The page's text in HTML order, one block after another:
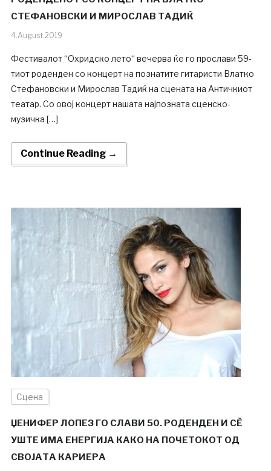
СТЕФАНОВСКИ И МИРОСЛАВ ТАДИЌ
4.August.2019
Фестивалот “Охридско лето“ вечерва ќе го прослави 59-
тиот роденден со концерт на познатите гитаристи Влатко
Стефановски и Мирослав Тадиќ на сцената на Античкиот
театар. Со овој концерт нашата најпозната сценско-
музичка […]
Continue Reading →
Сцена
ЏЕНИФЕР ЛОПЕЗ ГО СЛАВИ 50. РОДЕНДЕН И СÈ
УШТЕ ИМА ЕНЕРГИЈА КАКО НА ПОЧЕТОКОТ ОД
СВОЈАТА КАРИЕРА